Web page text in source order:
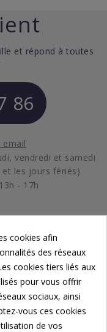
et répond à toutes
86
email
vendredi et samedi
et les jours fériés)
- 17h
cookies afin
des réseaux
cookies tiers liés aux
pour vous offrir
sociaux, ainsi
vous ces cookies
de vos